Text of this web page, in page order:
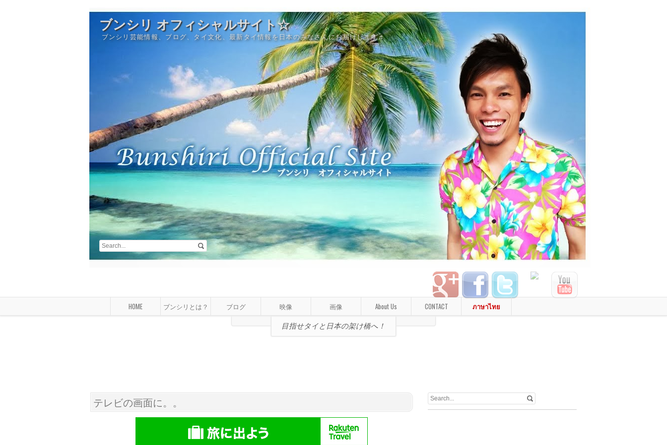
ブンシリ オフィシャルサイト☆
ブンシリ芸能情報、ブログ、タイ文化、最新タイ情報を日本のみなさんにお届けします♬
HOME ブンシリとは？ ブログ 映像 画像 About Us CONTACT ภาษาไทย
目指せタイと日本の架け橋へ！
テレビの画面に。。